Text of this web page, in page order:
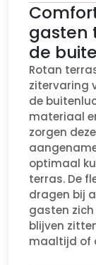
gasten
de
Rotan
zitervaring
de
materiaal
zorgen
optimaal
terras. De
dragen bij
gasten
blijven
maaltijd of